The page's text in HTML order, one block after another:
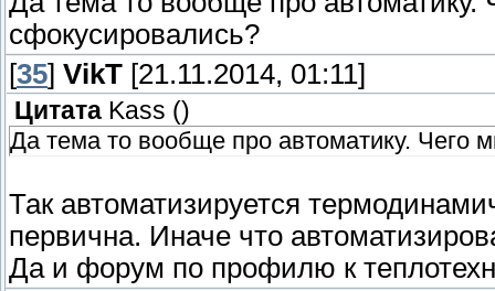
сфокусировались?
[35] VikT [21.11.2014, 01:11]
Цитата Kass ()
Да тема то вообще про автоматику. Чего
Так автоматизируется
первична. Иначе что
Да и форум по профилю к